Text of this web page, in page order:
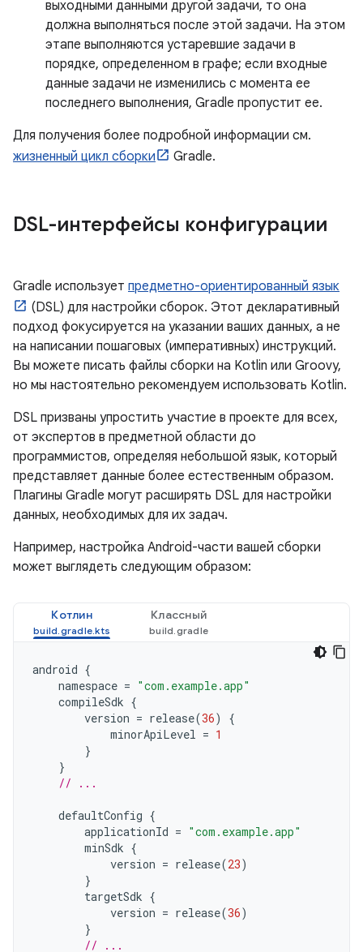
выходными данными другой задачи, то она
должна выполняться после этой задачи. На этом
этапе выполняются устаревшие задачи в
порядке, определенном в графе; если входные
данные задачи не изменились с момента ее
последнего выполнения, Gradle пропустит ее.
Для получения более подробной информации см.
жизненный цикл сборки
Gradle.
DSL-интерфейсы конфигурации
Gradle использует предметно-ориентированный язык
(DSL) для настройки сборок. Этот декларативный
подход фокусируется на указании ваших данных, а не
на написании пошаговых (императивных) инструкций.
Вы можете писать файлы сборки на Kotlin или Groovy,
но мы настоятельно рекомендуем использовать Kotlin.
DSL призваны упростить участие в проекте для всех,
от экспертов в предметной области до
программистов, определяя небольшой язык, который
представляет данные более естественным образом.
Плагины Gradle могут расширять DSL для настройки
данных, необходимых для их задач.
Например, настройка Android-части вашей сборки
может выглядеть следующим образом:
Котлин Классный
android {
namespace = "com.example.app"
compileSdk {
version = release(36)
{
minorApiLevel = 1
}
}
// ...
defaultConfig {
applicationId = "com.example.app"
minSdk {
version = release(23)
}
targetSdk {
version = release(36)
}
// ...